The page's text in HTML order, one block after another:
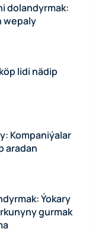
dolandyrmak:
wepaly
lidi nädip
Kompaniýalar
aradan
Ýokary
gurmak